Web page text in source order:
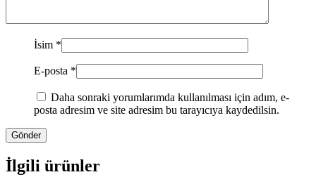
İsim *
E-posta *
Daha sonraki yorumlarımda kullanılması için adım, e-
posta adresim ve site adresim bu tarayıcıya kaydedilsin.
İlgili ürünler